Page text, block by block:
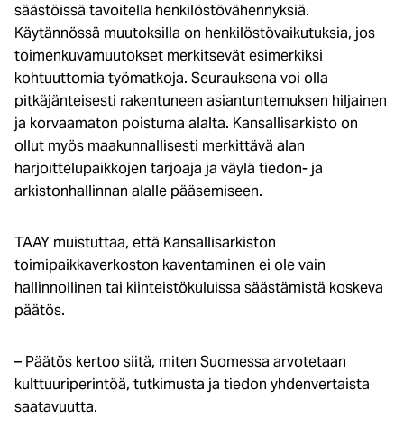
säästöissä tavoitella henkilöstövähennyksiä.
Käytännössä muutoksilla on henkilöstövaikutuksia, jos
toimenkuvamuutokset merkitsevät esimerkiksi
kohtuuttomia työmatkoja. Seurauksena voi olla
pitkäjänteisesti rakentuneen asiantuntemuksen hiljainen
ja korvaamaton poistuma alalta. Kansallisarkisto on
ollut myös maakunnallisesti merkittävä alan
harjoittelupaikkojen tarjoaja ja väylä tiedon- ja
arkistonhallinnan alalle pääsemiseen.
TAAY muistuttaa, että Kansallisarkiston
toimipaikkaverkoston kaventaminen ei ole vain
hallinnollinen tai kiinteistökuluissa säästämistä koskeva
päätös.
– Päätös kertoo siitä, miten Suomessa arvotetaan
kulttuuriperintöä, tutkimusta ja tiedon yhdenvertaista
saatavuutta.